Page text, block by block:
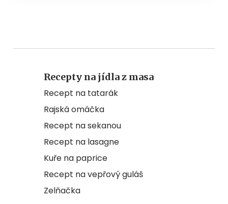
Recepty na jídla z masa
Recept na tatarák
Rajská omáčka
Recept na sekanou
Recept na lasagne
Kuře na paprice
Recept na vepřový guláš
Zelňačka